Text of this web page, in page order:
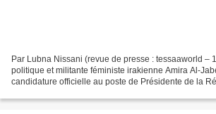
Par Lubna Nissani (revue de presse : tessaaworld –
politique et militante féministe irakienne Amira Al-
candidature officielle au poste de Présidente de la